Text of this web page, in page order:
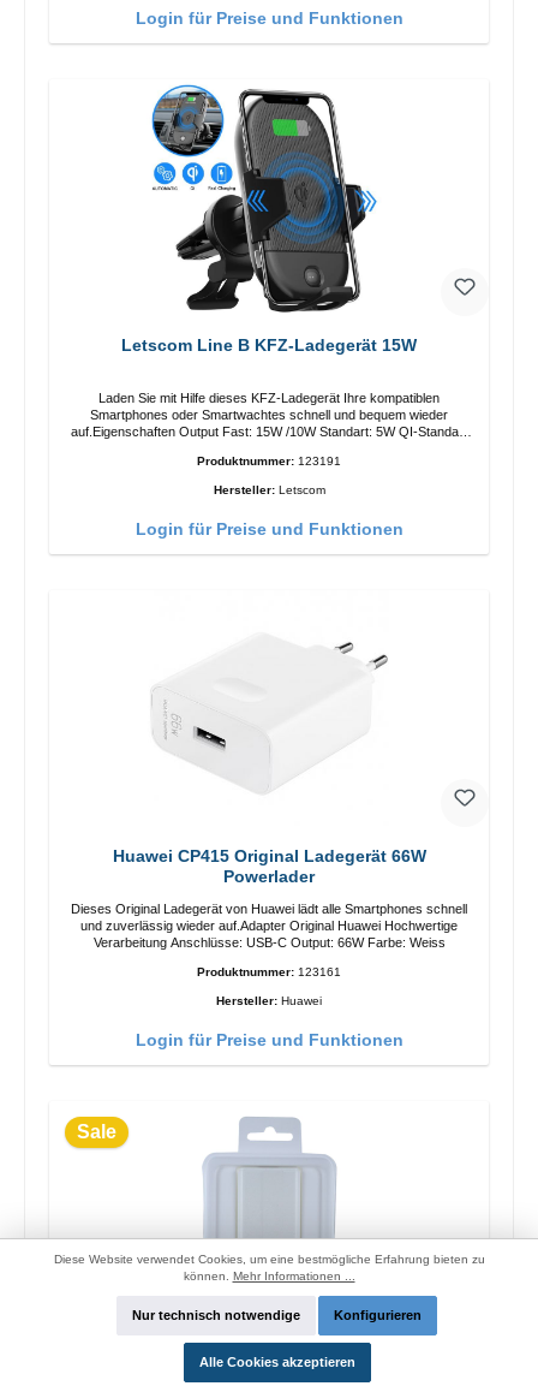
Login für Preise und Funktionen
Letscom Line B KFZ-Ladegerät 15W
Laden Sie mit Hilfe dieses KFZ-Ladegerät Ihre kompatiblen
Smartphones oder Smartwachtes schnell und bequem wieder
auf.Eigenschaften Output Fast: 15W /10W Standart: 5W QI-Standart
Produktnummer: 123191
Hersteller: Letscom
Login für Preise und Funktionen
Huawei CP415 Original Ladegerät 66W
Powerlader
Dieses Original Ladegerät von Huawei lädt alle Smartphones schnell
und zuverlässig wieder auf.Adapter Original Huawei Hochwertige
Verarbeitung Anschlüsse: USB-C Output: 66W Farbe: Weiss
Produktnummer: 123161
Hersteller: Huawei
Login für Preise und Funktionen
Sale
OPPO OP52JAEH Original Ladegerät 10W
Diese Website verwendet Cookies, um eine bestmögliche Erfahrung bieten zu
können. Mehr Informationen ...
Nur technisch notwendige Konfigurieren
Alle Cookies akzeptieren